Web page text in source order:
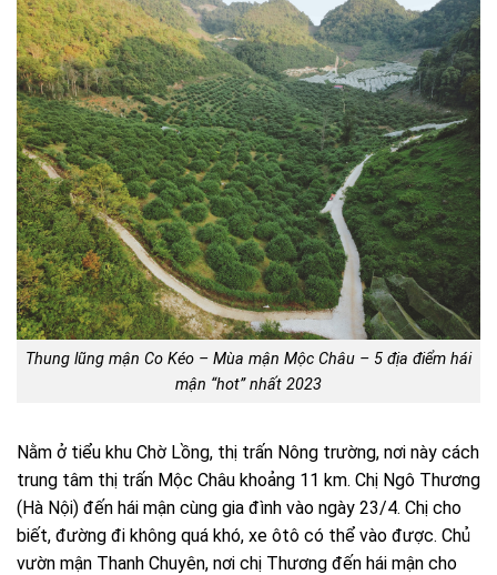
Thung lũng mận Co Kéo – Mùa mận Mộc Châu – 5 địa điểm hái
mận “hot” nhất 2023
Nằm ở tiểu khu Chờ Lồng, thị trấn Nông trường, nơi này cách
trung tâm thị trấn Mộc Châu khoảng 11 km. Chị Ngô Thương
(Hà Nội) đến hái mận cùng gia đình vào ngày 23/4. Chị cho
biết, đường đi không quá khó, xe ôtô có thể vào được. Chủ
vườn mận Thanh Chuyên, nơi chị Thương đến hái mận cho